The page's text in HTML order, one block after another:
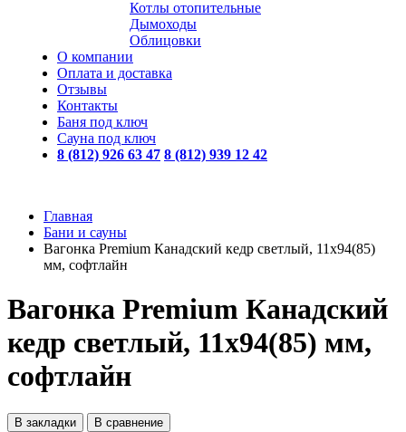
Котлы отопительные
Дымоходы
Облицовки
О компании
Оплата и доставка
Отзывы
Контакты
Баня под ключ
Сауна под ключ
8 (812) 926 63 47 8 (812) 939 12 42
Главная
Бани и сауны
Вагонка Premium Канадский кедр светлый, 11х94(85)
мм, софтлайн
Вагонка Premium Канадский
кедр светлый, 11х94(85) мм,
софтлайн
В закладки В сравнение